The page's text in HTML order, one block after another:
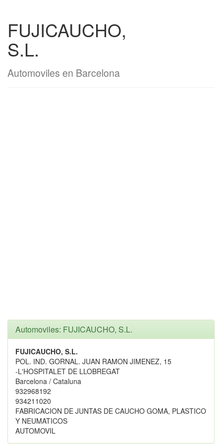
FUJICAUCHO,
S.L.
Automoviles en Barcelona
Automoviles: FUJICAUCHO, S.L.
FUJICAUCHO, S.L.
POL. IND. GORNAL. JUAN RAMON JIMENEZ, 15
-L'HOSPITALET DE LLOBREGAT
Barcelona / Cataluna
932968192
934211020
FABRICACION DE JUNTAS DE CAUCHO GOMA, PLASTICO
Y NEUMATICOS
AUTOMOVIL